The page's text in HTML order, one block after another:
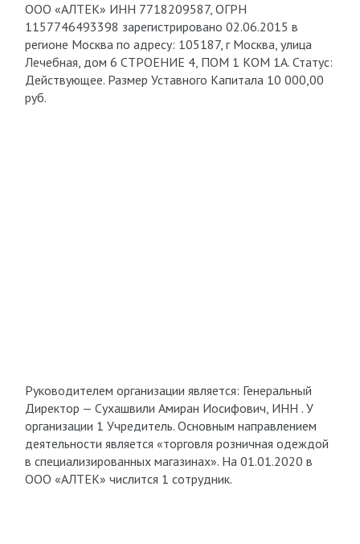
ООО «АЛТЕК» ИНН 7718209587, ОГРН
1157746493398 зарегистрировано 02.06.2015 в
регионе Москва по адресу: 105187, г Москва, улица
Лечебная, дом 6 СТРОЕНИЕ 4, ПОМ 1 КОМ 1А. Статус:
Действующее. Размер Уставного Капитала 10 000,00
руб.
Руководителем организации является: Генеральный
Директор — Сухашвили Амиран Иосифович, ИНН . У
организации 1 Учредитель. Основным направлением
деятельности является «торговля розничная одеждой
в специализированных магазинах». На 01.01.2020 в
ООО «АЛТЕК» числится 1 сотрудник.